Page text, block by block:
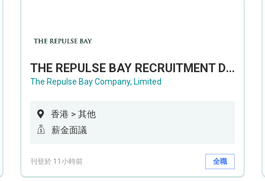
THE REPULSE BAY RECRUITMENT DAY 淺水灣影灣園人才招聘會
The Repulse Bay Company, Limited
香港 > 其他
薪金面議
刊登於 11小時前 全職